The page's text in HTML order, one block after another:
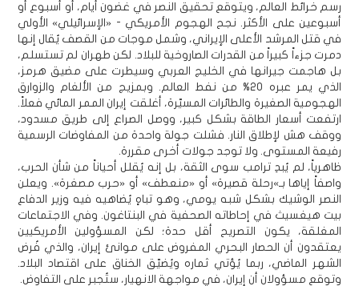
رسم خرائط العالم، ويتوقع تحقيق النصر في غضون أيام، أو أسبوع أو
أسبوعين على الأكثر. نجح الهجوم الأمريكي - «الإسرائيلي» الأولي
في قتل المرشد الأعلى الإيراني، وشمل موجات من القصف يُقال إنها
دمرت جزءاً كبيراً من القدرات الصاروخية للبلاد. لكن طهران لم تستسلم،
بل هاجمت جيرانها في الخليج العربي وسيطرت على مضيق هرمز،
الذي يمر عبره 20% من نفط العالم. وبمزيج من الألغام والزوارق
الهجومية الصغيرة والطائرات المسيّرة، أغلقت إيران الممر المائي فعلاً.
ارتفعت أسعار الطاقة بشكل كبير، ووصل الصراع إلى طريق مسدود،
ووقف هش لإطلاق النار. فشلت جولة واحدة من المفاوضات الرسمية
رفيعة المستوى. ولا توجد جولات أخرى مقررة.
ظاهرياً، لم يُبدِ ترامب سوى الثقة، بل إنه يُقلل أحياناً من شأن الحرب،
واصفاً إياها بـ»رحلة قصيرة» أو «منعطف» أو «حرب مصغرة». ويعلن
النصر الوشيك بشكل شبه يومي، وهو تباهٍ يُضاهيه فيه وزير الدفاع
بيت هيغسيث في إحاطاته الصحفية في البنتاغون. وفي الاجتماعات
المغلقة، يكون التصريح أقل حدة؛ لكن المسؤولين الأمريكيين
يعتقدون أن الحصار البحري المفروض على موانئ إيران، والذي فُرض
الشهر الماضي، ربما يُؤتي ثماره ويُضيّق الخناق على اقتصاد البلاد.
وتوقع مسؤولان أن إيران، في مواجهة الانهيار، ستُجبر على التفاوض.